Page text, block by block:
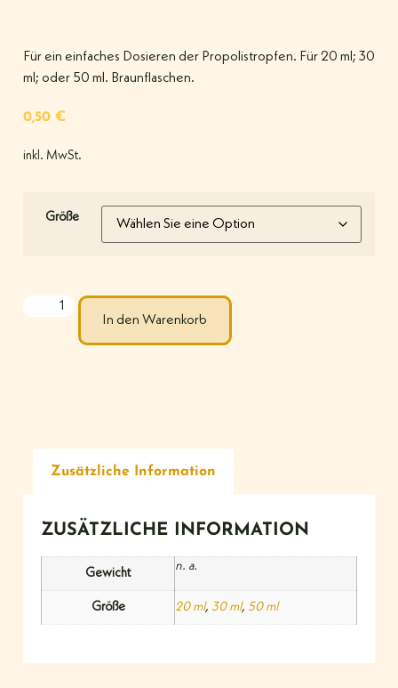
Für ein einfaches Dosieren der Propolistropfen. Für 20 ml; 30
ml; oder 50 ml. Braunflaschen.
0,50 €
inkl. MwSt.
Größe
In den Warenkorb
Zusätzliche Information
ZUSÄTZLICHE INFORMATION
Gewicht
n. a.
Größe 20 ml, 30 ml, 50 ml